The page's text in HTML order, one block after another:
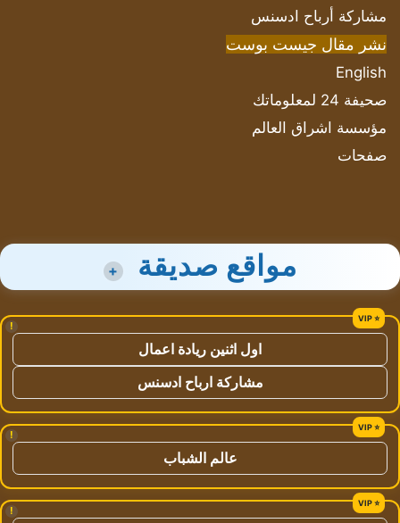
مشاركة أرباح ادسنس
نشر مقال جيست بوست
English
صحيفة 24 لمعلوماتك
مؤسسة اشراق العالم
صفحات
مواقع صديقة +
!
اول اثنين ريادة اعمال
مشاركة ارباح ادسنس
!
عالم الشباب
!